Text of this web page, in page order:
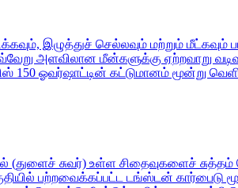
இழுத்துச் செல்லவும் மற்றும் மீட்கவும்
அளவிலான மீன்களுக்கு ஏற்றவாறு
150 ஓவர்ஷாட்டின் கட்டுமானம் மூன்று
(துளைச் சுவர்) உள்ள சிதைவுகளைச்
பற்றவைக்கப்பட்ட டங்ஸ்டன் கார்பைடு